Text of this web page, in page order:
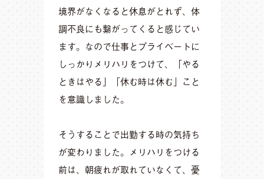
境界がなくなると休息がとれず、体
調不良にも繋がってくると感じてい
ます。なので仕事とプライベートに
しっかりメリハリをつけて、「やる
ときはやる」「休む時は休む」こと
を意識しました。
そうすることで出勤する時の気持ち
が変わりました。メリハリをつける
前は、朝疲れが取れていなくて、憂